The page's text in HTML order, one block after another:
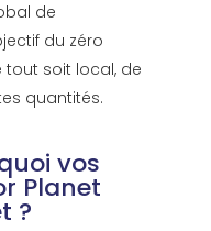
de
du zéro
tout soit local, de
quantités.
vos
Planet
?